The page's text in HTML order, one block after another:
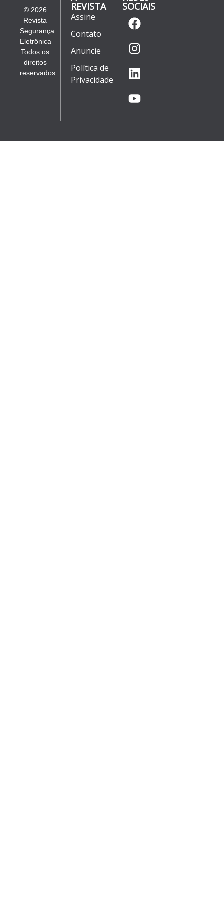
© 2026
Revista
Segurança
Eletrônica
Todos os
direitos
reservados
REVISTA
Assine
Contato
Anuncie
Política de
Privacidade
SOCIAIS